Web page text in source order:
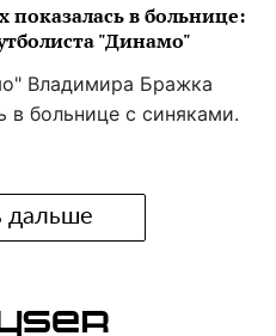
показалась в больнице:
"Динамо"
Владимира Бражка
в больнице с синяками.
дальше